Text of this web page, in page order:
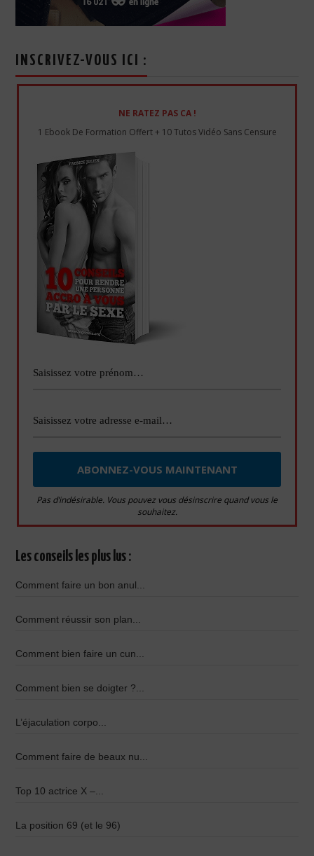
INSCRIVEZ-VOUS ICI :
NE RATEZ PAS CA !
1 Ebook De Formation Offert + 10 Tutos Vidéo Sans Censure
Pas d’indésirable. Vous pouvez vous désinscrire quand vous le
souhaitez.
Les conseils les plus lus :
Comment faire un bon anul...
Comment réussir son plan...
Comment bien faire un cun...
Comment bien se doigter ?...
L’éjaculation corpo...
Comment faire de beaux nu...
Top 10 actrice X –...
La position 69 (et le 96)